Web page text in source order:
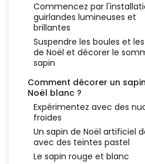
Commencez par
guirlandes lumineuses et
brillantes
Suspendre les boules et
de Noël et décorer le
sapin
Comment décorer un
Noël blanc ?
Expérimentez avec des
froides
Un sapin de Noël artificiel
avec des teintes pastel
Le sapin rouge et blanc